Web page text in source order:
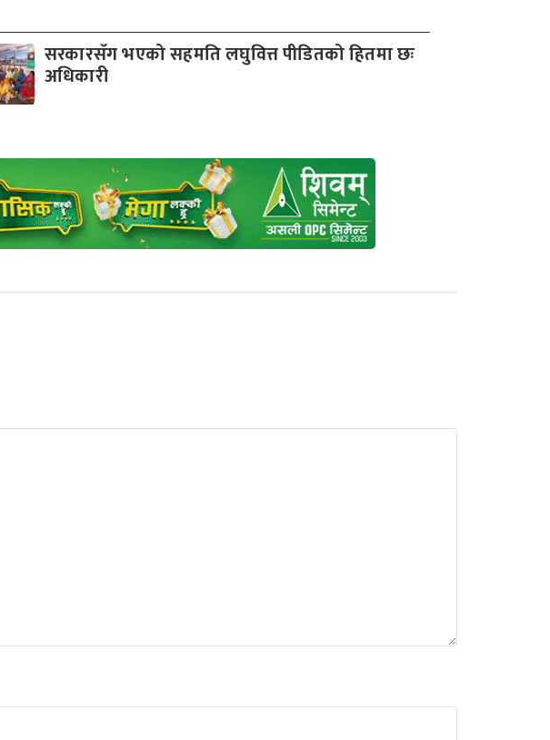
सरकारसँग भएको सहमति लघुवित्त पीडितको हितमा छः
अधिकारी